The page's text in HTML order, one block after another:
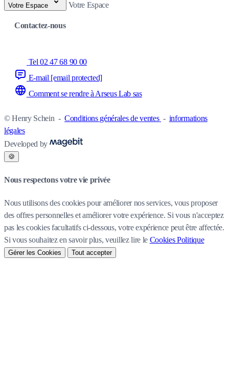
Votre Espace Votre Espace
Contactez-nous
Tel 02 47 68 90 00
E-mail [email protected]
Comment se rendre à Arseus Lab sas
© Henry Schein - Conditions générales de ventes - informations
légales
Developed by
🍪
Nous respectons votre vie privée
Nous utilisons des cookies pour améliorer nos services, vous proposer
des offres personnelles et améliorer votre expérience. Si vous n'acceptez
pas les cookies facultatifs ci-dessous, votre expérience peut être affectée.
Si vous souhaitez en savoir plus, veuillez lire le Cookies Politique
Gérer les Cookies Tout accepter